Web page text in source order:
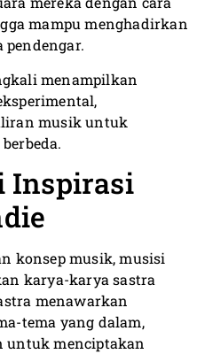
mampu menghadirkan
pendengar.
menampilkan
musik untuk
Inspirasi
konsep musik, musisi
karya-karya sastra
menawarkan
tema yang dalam,
untuk menciptakan